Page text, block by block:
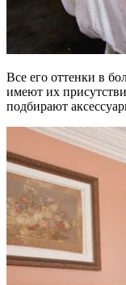
Все его оттенки в
имеют их
подбирают